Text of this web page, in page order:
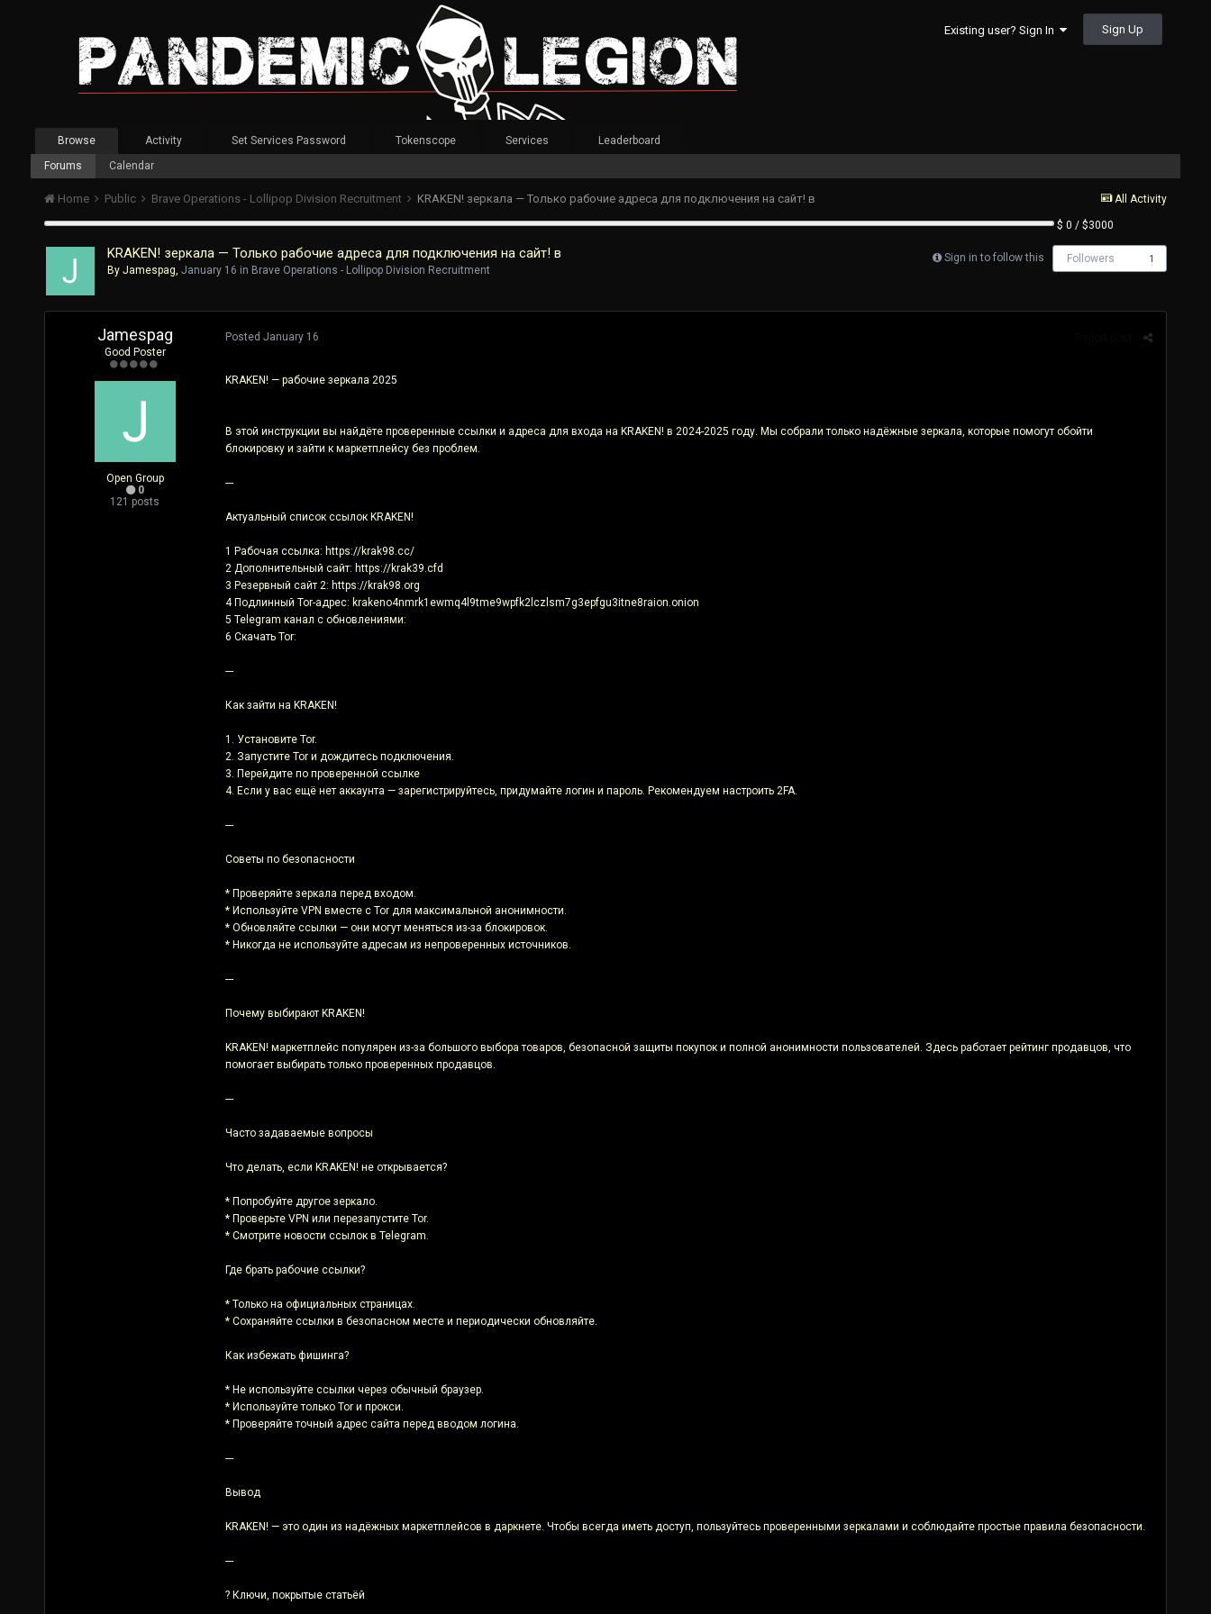
Existing user? Sign In Sign Up
Browse
Forums
Calendar
Activity Set Services Password Tokenscope Services Leaderboard
All Activity
Home Public Brave Operations - Lollipop Division Recruitment KRAKEN! зеркала — Только рабочие адреса для подключения на сайт! в
$ 0 / $3000
Sign in to follow this Followers 1
KRAKEN! зеркала — Только рабочие адреса для подключения на сайт! в
By Jamespag, January 16 in Brave Operations - Lollipop Division Recruitment
Jamespag
Good Poster
Open Group
0
121 posts
Posted January 16
KRAKEN! — рабочие зеркала 2025
В этой инструкции вы найдёте проверенные ссылки и адреса для входа на KRAKEN! в 2024-2025 году. Мы собрали только надёжные зеркала, которые помогут обойти
блокировку и зайти к маркетплейсу без проблем.
---
Актуальный список ссылок KRAKEN!
1 Рабочая ссылка: https://krak98.cc/
2 Дополнительный сайт: https://krak39.cfd
3 Резервный сайт 2: https://krak98.org
4 Подлинный Tor-адрес: krakeno4nmrk1ewmq4l9tme9wpfk2lczlsm7g3epfgu3itne8raion.onion
5 Telegram канал с обновлениями:
6 Скачать Tor:
---
Как зайти на KRAKEN!
1. Установите Tor.
2. Запустите Tor и дождитесь подключения.
3. Перейдите по проверенной ссылке
4. Если у вас ещё нет аккаунта — зарегистрируйтесь, придумайте логин и пароль. Рекомендуем настроить 2FA.
---
Советы по безопасности
* Проверяйте зеркала перед входом.
* Используйте VPN вместе с Tor для максимальной анонимности.
* Обновляйте ссылки — они могут меняться из-за блокировок.
* Никогда не используйте адресам из непроверенных источников.
---
Почему выбирают KRAKEN!
KRAKEN! маркетплейс популярен из-за большого выбора товаров, безопасной защиты покупок и полной анонимности пользователей. Здесь работает рейтинг продавцов, что
помогает выбирать только проверенных продавцов.
---
Часто задаваемые вопросы
Что делать, если KRAKEN! не открывается?
* Попробуйте другое зеркало.
* Проверьте VPN или перезапустите Tor.
* Смотрите новости ссылок в Telegram.
Где брать рабочие ссылки?
* Только на официальных страницах.
* Сохраняйте ссылки в безопасном месте и периодически обновляйте.
Как избежать фишинга?
* Не используйте ссылки через обычный браузер.
* Используйте только Tor и прокси.
* Проверяйте точный адрес сайта перед вводом логина.
---
Вывод
KRAKEN! — это один из надёжных маркетплейсов в даркнете. Чтобы всегда иметь доступ, пользуйтесь проверенными зеркалами и соблюдайте простые правила безопасности.
---
? Ключи, покрытые статьёй